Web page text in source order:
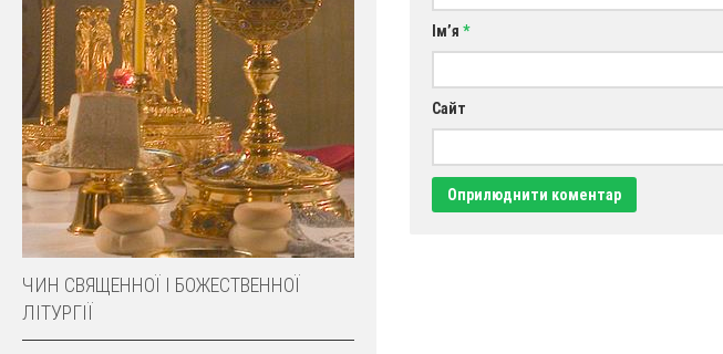
Ім’я *
Сайт
ЧИН СВЯЩЕННОЇ І БОЖЕСТВЕННОЇ
ЛІТУРГІЇ